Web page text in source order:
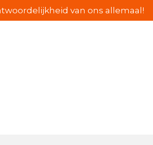
van ons allemaal!